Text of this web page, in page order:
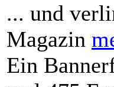
... und
Magazin
Ein